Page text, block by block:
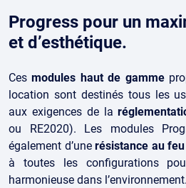
Progress pour un
et d’esthétique.
Cesmodules haut de gamme
location sont destinés tous les
aux exigences de la
ou RE2020). Les modules
également d’une résistance au feu
à toutes les configurations
harmonieuse dans l’environnement.